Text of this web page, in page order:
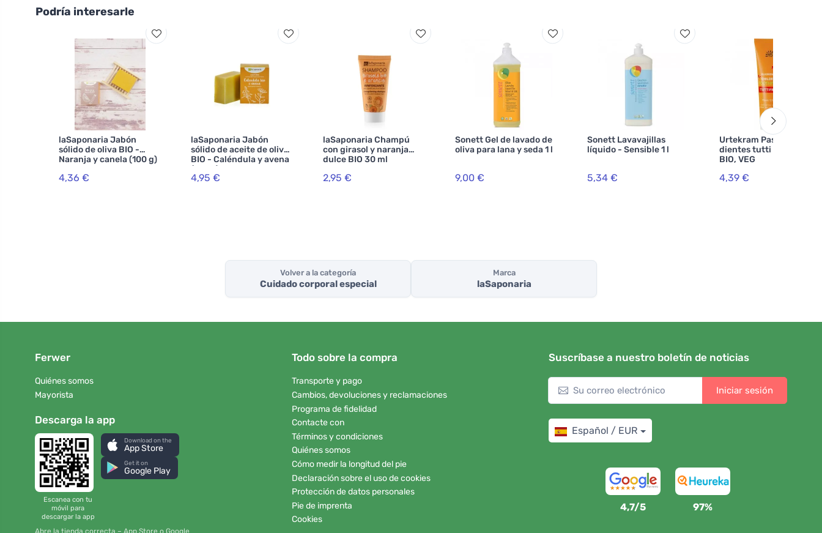
Podría interesarle
laSaponaria Jabón
sólido de oliva BIO -
Naranja y canela (100 g)
4,36 €
laSaponaria Jabón
sólido de aceite de oliva
BIO - Caléndula y avena
(100 g) - apto para el
cuerpo y el rostro
4,95 €
laSaponaria Champú
con girasol y naranja
dulce BIO 30 ml
2,95 €
Sonett Gel de lavado de
oliva para lana y seda 1 l
9,00 €
Sonett Lavavajillas
líquido - Sensible 1 l
5,34 €
Urtekram Pasta de
dientes tutti frutti 75ml
BIO, VEG
4,39 €
Volver a la categoría
Cuidado corporal especial
Marca
laSaponaria
Ferwer
Quiénes somos
Mayorista
Descarga la app
Escanea con tu
móvil para
descargar la app
Download on the
App Store
Get it on
Google Play
Todo sobre la compra
Transporte y pago
Cambios, devoluciones y reclamaciones
Programa de fidelidad
Contacte con
Términos y condiciones
Quiénes somos
Cómo medir la longitud del pie
Declaración sobre el uso de cookies
Protección de datos personales
Pie de imprenta
Cookies
Suscríbase a nuestro boletín de noticias
Iniciar sesión
Español / EUR
4,7/5 97%